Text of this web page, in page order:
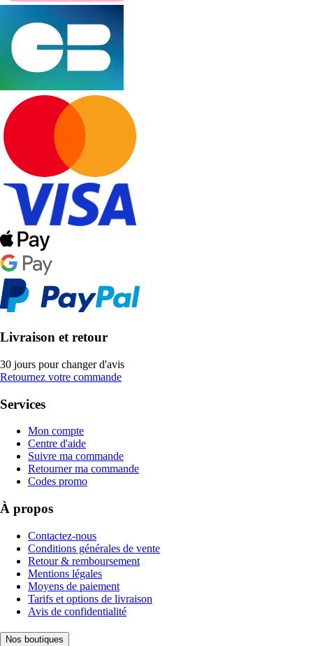
Livraison et retour
30 jours pour changer d'avis
Retournez votre commande
Services
Mon compte
Centre d'aide
Suivre ma commande
Retourner ma commande
Codes promo
À propos
Contactez-nous
Conditions générales de vente
Retour & remboursement
Mentions légales
Moyens de paiement
Tarifs et options de livraison
Avis de confidentialité
Nos boutiques